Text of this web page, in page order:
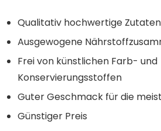
Qualitativ hochwertige Zutaten
Ausgewogene
Frei von künstlichen Farb- und
Konservierungsstoffen
Guter Geschmack für die
Günstiger Preis